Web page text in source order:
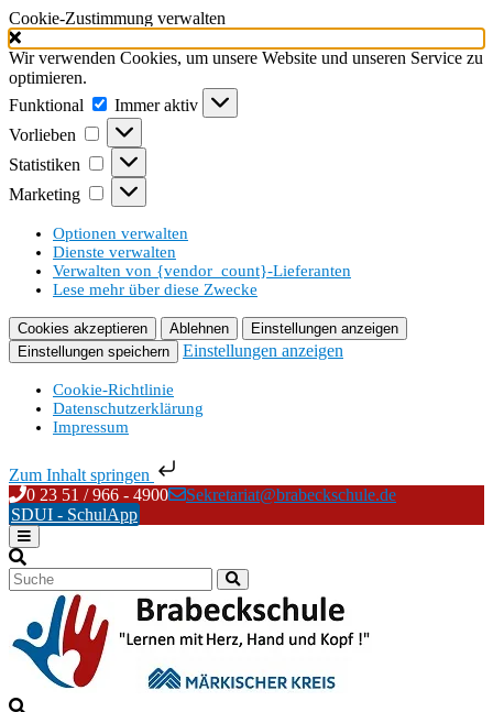
Cookie-Zustimmung verwalten
Wir verwenden Cookies, um unsere Website und unseren Service zu
optimieren.
Funktional
Funktional
Immer aktiv
Vorlieben
Vorlieben
Statistiken Statistiken
Marketing Marketing
Optionen verwalten
Dienste verwalten
Verwalten von {vendor_count}-Lieferanten
Lese mehr über diese Zwecke
Cookies akzeptieren Ablehnen
Einstellungen anzeigen
Einstellungen speichern
Einstellungen anzeigen
Cookie-Richtlinie
Datenschutzerklärung
Impressum
Zum Inhalt springen
Skip
to
content
0 23 51 / 966 - 4900
Sekretariat@brabeckschule.de
SDUI - SchulApp